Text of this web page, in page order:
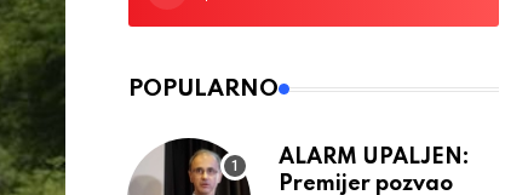
POPULARNO
ALARM UPALJEN:
Premijer pozvao